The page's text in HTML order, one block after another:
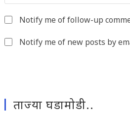
to
URL
Notify me of follow-up
Notify me of new posts by
ताज्या घडामोडी..